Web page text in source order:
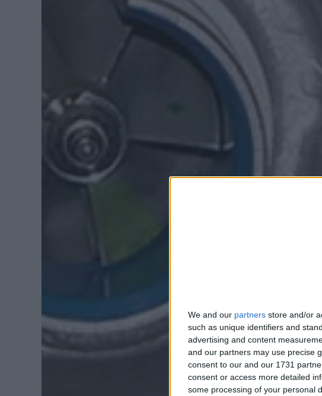
We and our partners store and/or
such as unique identifiers and
advertising and content
and our partners may use precise
consent to our and our 1731
consent or access more detailed
some processing of your personal